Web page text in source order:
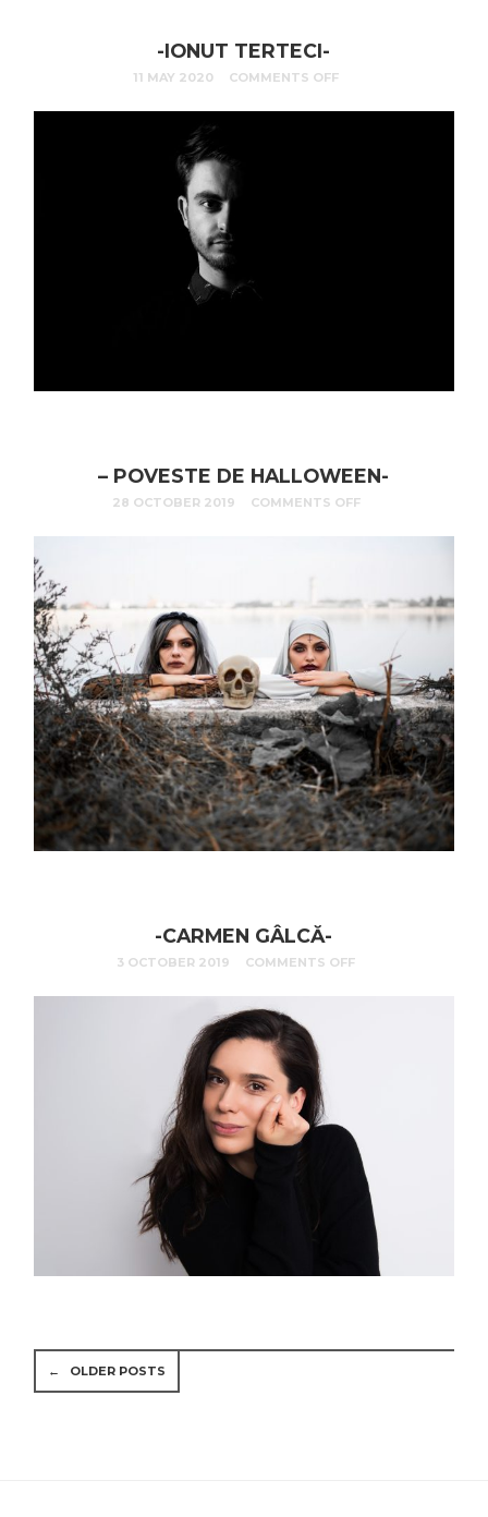
-IONUT TERTECI-
11 MAY 2020 COMMENTS OFF
– POVESTE DE HALLOWEEN-
28 OCTOBER 2019 COMMENTS OFF
-CARMEN GÂLCĂ-
3 OCTOBER 2019 COMMENTS OFF
← OLDER POSTS